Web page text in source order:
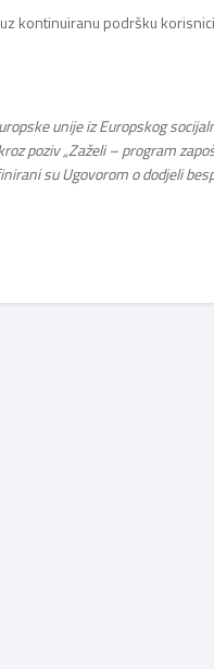
kontinuiranu podršku
unije iz Europskog
poziv „Zaželi – program
su Ugovorom o dodjeli